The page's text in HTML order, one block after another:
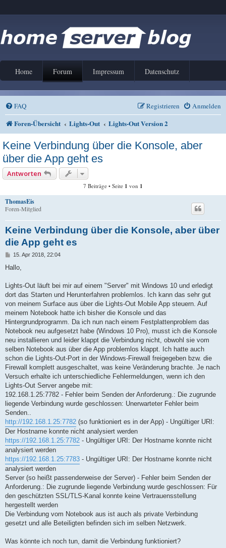
Home Forum Impressum Datenschutz
FAQ Anmelden
Registrieren
Foren-Übersicht Lights-Out Lights-Out Version 2
Keine Verbindung über die Konsole, aber
über die App geht es
Antworten
7 Beiträge • Seite 1 von 1
ThomasEis
Foren-Mitglied
Keine Verbindung über die Konsole, aber über
die App geht es
B
i
a
g
15. Apr 2018, 22:04
Hallo,
Lights-Out läuft bei mir auf einem "Server" mit Windows 10 und erledigt
dort das Starten und Herunterfahren problemlos. Ich kann das sehr gut
von meinem Surface aus über die Lights-Out Mobile App steuern. Auf
meinem Notebook hatte ich bisher die Konsole und das
Hintergrundprogramm. Da ich nun nach einem Festplattenproblem das
Notebook neu aufgesetzt habe (Windows 10 Pro), musst ich die Konsole
neu installieren und leider klappt die Verbindung nicht, obwohl sie vom
selben Notebook aus über die App problemlos klappt. Ich hatte auch
schon die Lights-Out-Port in der Windows-Firewall freigegeben bzw. die
Firewall komplett ausgeschaltet, was keine Veränderung brachte. Je nach
Versuch erhalte ich unterschiedliche Fehlermeldungen, wenn ich den
Lights-Out Server angebe mit:
192.168.1.25:7782 - Fehler beim Senden der Anforderung.: Die zugrunde
liegende Verbindung wurde geschlossen: Unerwarteter Fehler beim
Senden..
http://192.168.1.25:7782 (so funktioniert es in der App) - Ungültiger URI:
Der Hostname konnte nicht analysiert werden
https://192.168.1.25:7782 - Ungültiger URI: Der Hostname konnte nicht
analysiert werden
https://192.168.1.25:7783 - Ungültiger URI: Der Hostname konnte nicht
analysiert werden
Server (so heißt passenderweise der Server) - Fehler beim Senden der
Anforderung.: Die zugrunde liegende Verbindung wurde geschlossen: Für
den geschützten SSL/TLS-Kanal konnte keine Vertrauensstellung
hergestellt werden
Die Verbindung vom Notebook aus ist auch als private Verbindung
gesetzt und alle Beteiligten befinden sich im selben Netzwerk.
Was könnte ich noch tun, damit die Verbindung funktioniert?